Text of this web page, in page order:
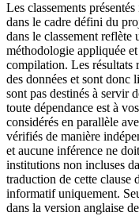
Les classements
dans le cadre défini du
dans le classement reflète
méthodologie appliquée
compilation. Les résultats
des données et sont donc
sont pas destinés à servir
toute dépendance est à
considérés en parallèle
vérifiés de manière
et aucune inférence ne
institutions non incluses
traduction de cette clause
informatif uniquement.
dans la version anglaise